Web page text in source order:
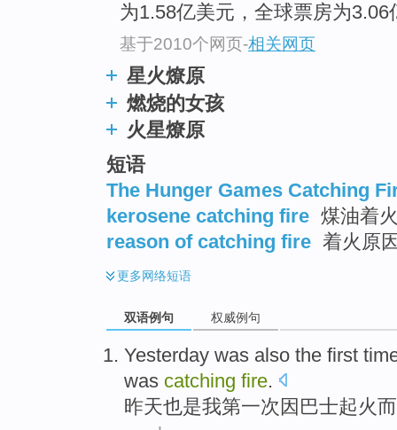
为1.58亿美元，全球票房为3.06
基于2010个网页-相关网页
星火燎原
燃烧的女孩
火星燎原
短语
The Hunger Games Catching
kerosene catching fire 煤油着
reason of catching fire 着火原
更多网络短语
双语例句 权威例句
Yesterday was also the first
was catching fire.
昨天也是我第一次 因 巴士起火